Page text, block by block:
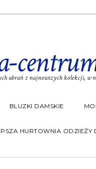
ubrań z najnowszych kolekcji, w
BLUZKI DAMSKIE
HURTOWNIA ODZIEŻY